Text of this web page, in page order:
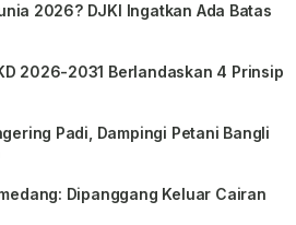
2026? DJKI Ingatkan Ada Batas
2026-2031 Berlandaskan 4 Prinsip
Padi, Dampingi Petani Bangli
Dipanggang Keluar Cairan